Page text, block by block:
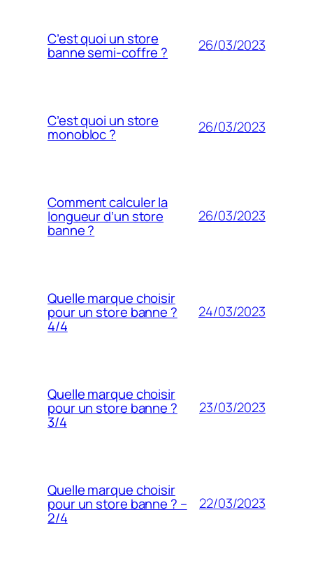
C’est quoi un store
banne semi-coffre ? 26/03/2023
C’est quoi un store
monobloc ? 26/03/2023
Comment calculer la
longueur d’un store
banne ?
26/03/2023
Quelle marque choisir
pour un store banne ?
4/4
24/03/2023
Quelle marque choisir
pour un store banne ?
3/4
23/03/2023
Quelle marque choisir
pour un store banne ? –
2/4
22/03/2023